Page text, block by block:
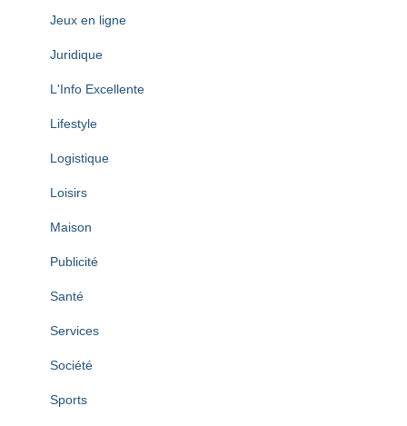
Jeux en ligne
Juridique
L'Info Excellente
Lifestyle
Logistique
Loisirs
Maison
Publicité
Santé
Services
Société
Sports